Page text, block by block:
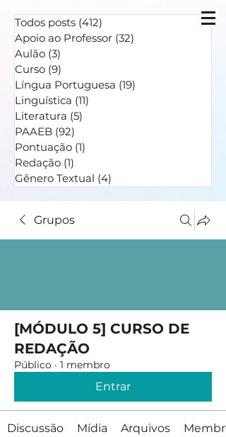
Todos posts (412)
Apoio ao Professor (32)
Aulão (3)
Curso (9)
Língua Portuguesa (19)
Linguística (11)
Literatura (5)
PAAEB (92)
Pontuação (1)
Redação (1)
Gênero Textual (4)
Grupos
[MÓDULO 5] CURSO DE
REDAÇÃO
Público · 1 membro
Entrar
Discussão Mídia Arquivos